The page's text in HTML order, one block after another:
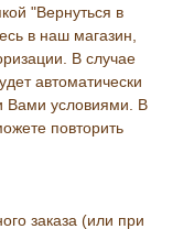
"Вернуться в
в наш магазин,
В случае
автоматически
Вами условиями. В
повторить
заказа (или при